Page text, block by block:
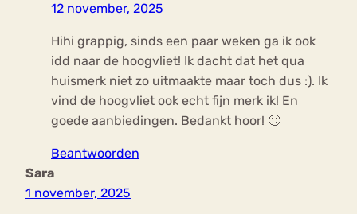
12 november, 2025
Hihi grappig, sinds een paar weken ga ik ook
idd naar de hoogvliet! Ik dacht dat het qua
huismerk niet zo uitmaakte maar toch dus :). Ik
vind de hoogvliet ook echt fijn merk ik! En
goede aanbiedingen. Bedankt hoor! 🙂
Beantwoorden
Sara
1 november, 2025